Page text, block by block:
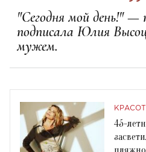
"Сегодня мой день!" —
подписала Юлия
мужем.
45-